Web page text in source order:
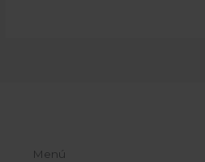
Menú